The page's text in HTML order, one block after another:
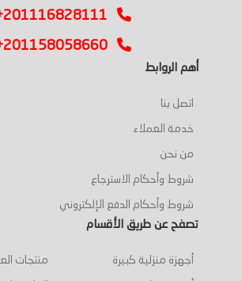
أهم الروابط
اتصل بنا
خدمة العملاء
من نحن
شروط وأحكام الاسترجاع
شروط وأحكام الدفع الإلكتروني
تصفح عن طريق الأقسام
أجهزة منزلية كبيرة منتجات